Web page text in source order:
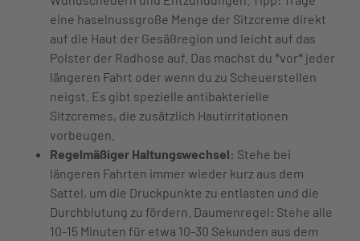
eine haselnussgroße Menge der Sitzcreme direkt
auf die Haut der Gesäßregion und leicht auf das
Polster der Radhose auf. Das machst du *vor* jeder
längeren Fahrt oder wenn du zu Scheuerstellen
neigst. Es gibt spezielle antibakterielle
Sitzcremes, die zusätzlich Hautirritationen
vorbeugen.
Regelmäßiger Haltungswechsel: Stehe bei
längeren Fahrten immer wieder kurz aus dem
Sattel, um die Druckpunkte zu entlasten und die
Durchblutung zu fördern. Daumenregel: Stehe alle
10-15 Minuten für etwa 10-30 Sekunden aus dem